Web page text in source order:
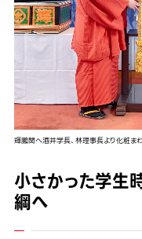
輝鵬関へ酒井学長、林理事長より化粧ま
小さかった学生
綱へ